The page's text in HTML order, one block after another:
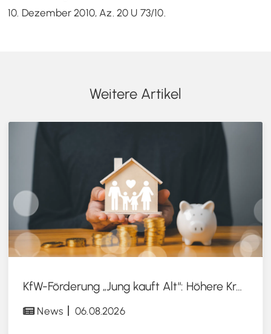
10. Dezember 2010, Az. 20 U 73/10.
Weitere Artikel
KfW-Förderung „Jung kauft Alt“: Höhere Kredite ab August 2026
News 06.08.2026